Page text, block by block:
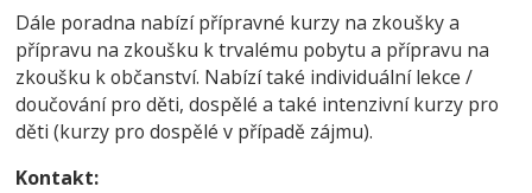
Dále poradna nabízí přípravné kurzy na zkoušky a
přípravu na zkoušku k trvalému pobytu a přípravu na
zkoušku k občanství. Nabízí také individuální lekce /
doučování pro děti, dospělé a také intenzivní kurzy pro
děti (kurzy pro dospělé v případě zájmu).
Kontakt: